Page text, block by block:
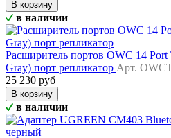
В корзину
в наличии
Расширитель портов OWC 14
Gray) порт репликатор Арт.
25 230 руб
В корзину
в наличии